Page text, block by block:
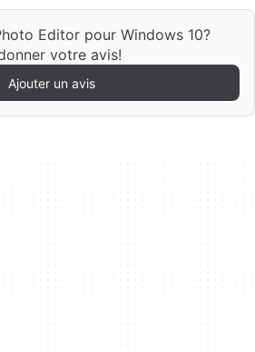
Editor pour Windows 10?
votre avis!
Ajouter un avis